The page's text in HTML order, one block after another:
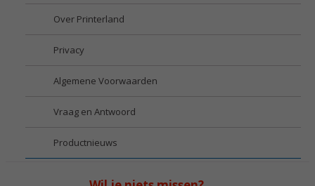
Over Printerland
Privacy
Algemene Voorwaarden
Vraag en Antwoord
Productnieuws